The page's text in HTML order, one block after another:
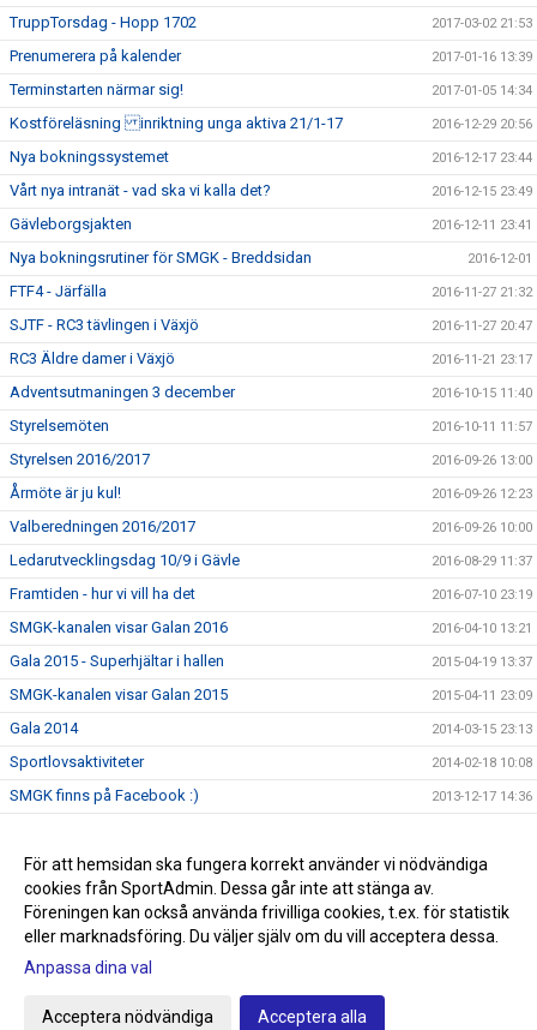
TruppTorsdag - Hopp 1702 2017-03-02 21:53
Prenumerera på kalender 2017-01-16 13:39
Terminstarten närmar sig! 2017-01-05 14:34
Kostföreläsning inriktning unga aktiva 21/1-17 2016-12-29 20:56
Nya bokningssystemet 2016-12-17 23:44
Vårt nya intranät - vad ska vi kalla det? 2016-12-15 23:49
Gävleborgsjakten 2016-12-11 23:41
Nya bokningsrutiner för SMGK - Breddsidan 2016-12-01
FTF4 - Järfälla 2016-11-27 21:32
SJTF - RC3 tävlingen i Växjö 2016-11-27 20:47
RC3 Äldre damer i Växjö 2016-11-21 23:17
Adventsutmaningen 3 december 2016-10-15 11:40
Styrelsemöten 2016-10-11 11:57
Styrelsen 2016/2017 2016-09-26 13:00
Årmöte är ju kul! 2016-09-26 12:23
Valberedningen 2016/2017 2016-09-26 10:00
Ledarutvecklingsdag 10/9 i Gävle 2016-08-29 11:37
Framtiden - hur vi vill ha det 2016-07-10 23:19
SMGK-kanalen visar Galan 2016 2016-04-10 13:21
Gala 2015 - Superhjältar i hallen 2015-04-19 13:37
SMGK-kanalen visar Galan 2015 2015-04-11 23:09
Gala 2014 2014-03-15 23:13
Sportlovsaktiviteter 2014-02-18 10:08
SMGK finns på Facebook :) 2013-12-17 14:36
Motionsgymnastik 2013-12-17 14:35
Årsmöte 2013 2013-12-17 14:33
Gå till Webbversion
För att hemsidan ska fungera korrekt använder vi nödvändiga
cookies från SportAdmin. Dessa går inte att stänga av.
Föreningen kan också använda frivilliga cookies, t.ex. för statistik
eller marknadsföring. Du väljer själv om du vill acceptera dessa.
Anpassa dina val
Acceptera nödvändiga Acceptera alla